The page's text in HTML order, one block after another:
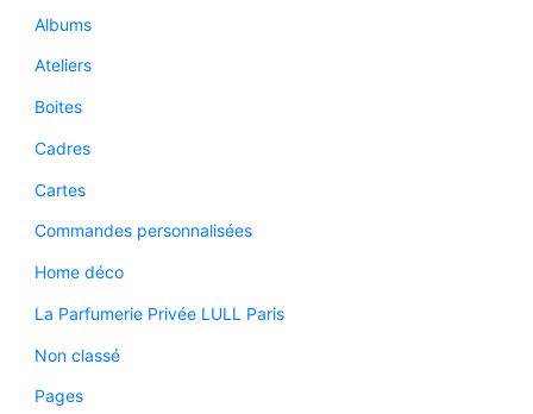
Albums
Ateliers
Boites
Cadres
Cartes
Commandes personnalisées
Home déco
La Parfumerie Privée LULL Paris
Non classé
Pages